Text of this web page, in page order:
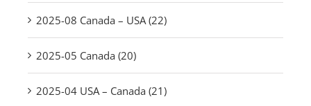
2025-08 Canada – USA (22)
2025-05 Canada (20)
2025-04 USA – Canada (21)